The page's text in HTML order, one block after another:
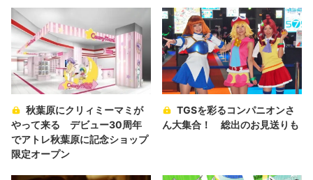
秋葉原にクリィミーマミが
やって来る デビュー30周年
でアトレ秋葉原に記念ショップ
限定オープン
TGSを彩るコンパニオンさ
ん大集合！ 総出のお見送りも